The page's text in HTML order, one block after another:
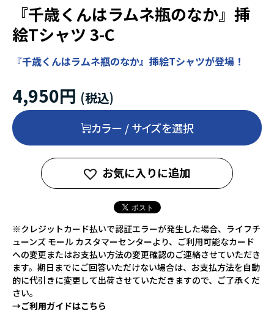
『千歳くんはラムネ瓶のなか』挿
絵Tシャツ 3-C
『千歳くんはラムネ瓶のなか』挿絵Tシャツが登場！
4,950円
カラー / サイズを選択
お気に入りに追加
※クレジットカード払いで認証エラーが発生した場合、ライフチ
ューンズ モール カスタマーセンターより、ご利用可能なカード
への変更またはお支払い方法の変更確認のご連絡させていただき
ます。期日までにご回答いただけない場合は、お支払方法を自動
的に代引きに変更して出荷させていただきますので、ご了承くだ
さい。
→ご利用ガイドはこちら